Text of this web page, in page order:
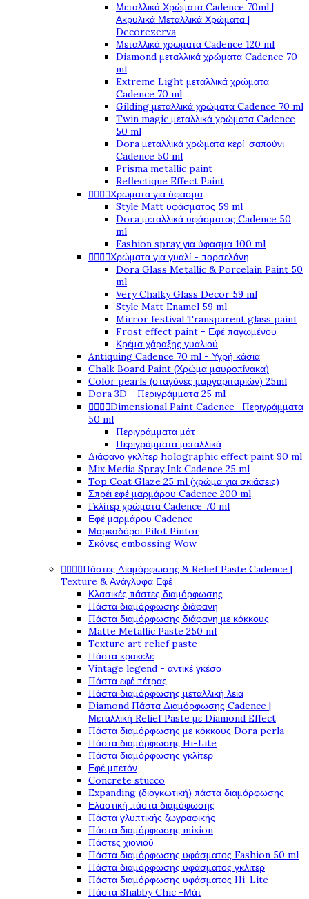
Μεταλλικά Χρώματα Cadence 70ml |
Ακρυλικά Μεταλλικά Χρώματα |
Decorezerva
Μεταλλικά χρώματα Cadence 120 ml
Diamond μεταλλικά χρώματα Cadence 70
ml
Extreme Light μεταλλικά χρώματα
Cadence 70 ml
Gilding μεταλλικά χρώματα Cadence 70 ml
Twin magic μεταλλικά χρώματα Cadence
50 ml
Dora μεταλλικά χρώματα κερί-σαπούνι
Cadence 50 ml
Prisma metallic paint
Reflectique Effect Paint
Χρώματα για ύφασμα
Style Matt υφάσματος 59 ml
Dora μεταλλικά υφάσματος Cadence 50
ml
Fashion spray για ύφασμα 100 ml
Χρώματα για γυαλί - πορσελάνη
Dora Glass Metallic & Porcelain Paint 50
ml
Very Chalky Glass Decor 59 ml
Style Matt Enamel 59 ml
Mirror festival Transparent glass paint
Frost effect paint - Εφέ παγωμένου
Κρέμα χάραξης γυαλιού
Antiquing Cadence 70 ml - Υγρή κάσια
Chalk Board Paint (Χρώμα μαυροπίνακα)
Color pearls (σταγόνες μαργαριταριών) 25ml
Dora 3D - Περιγράμματα 25 ml
Dimensional Paint Cadence- Περιγράμματα
50 ml
Περιγράμματα μάτ
Περιγράμματα μεταλλικά
Διάφανο γκλίτερ holographic effect paint 90 ml
Mix Media Spray Ink Cadence 25 ml
Top Coat Glaze 25 ml (χρώμα για σκιάσεις)
Σπρέι εφέ μαρμάρου Cadence 200 ml
Γκλίτερ χρώματα Cadence 70 ml
Εφέ μαρμάρου Cadence
Μαρκαδόροι Pilot Pintor
Σκόνες embossing Wow
Πάστες Διαμόρφωσης & Relief Paste Cadence |
Texture & Ανάγλυφα Εφέ
Κλασικές πάστες διαμόρφωσης
Πάστα διαμόρφωσης διάφανη
Πάστα διαμόρφωσης διάφανη με κόκκους
Matte Metallic Paste 250 ml
Texture art relief paste
Πάστα κρακελέ
Vintage legend - αντικέ γκέσο
Πάστα εφέ πέτρας
Πάστα διαμόρφωσης μεταλλική λεία
Diamond Πάστα Διαμόρφωσης Cadence |
Μεταλλική Relief Paste με Diamond Effect
Πάστα διαμόρφωσης με κόκκους Dora perla
Πάστα διαμόρφωσης Hi-Lite
Πάστα διαμόρφωσης γκλίτερ
Εφέ μπετόν
Concrete stucco
Expanding (διογκωτική) πάστα διαμόρφωσης
Ελαστική πάστα διαμόφωσης
Πάστα γλυπτικής ζωγραφικής
Πάστα διαμόρφωσης mixion
Πάστες χιονιού
Πάστα διαμόρφωσης υφάσματος Fashion 50 ml
Πάστα διαμόρφωσης υφάσματος γκλίτερ
Πάστα διαμόρφωσης υφάσματος Hi-Lite
Πάστα Shabby Chic -Μάτ